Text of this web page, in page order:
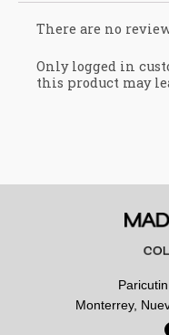
There are no
Only logged in
this product may
Monterrey,